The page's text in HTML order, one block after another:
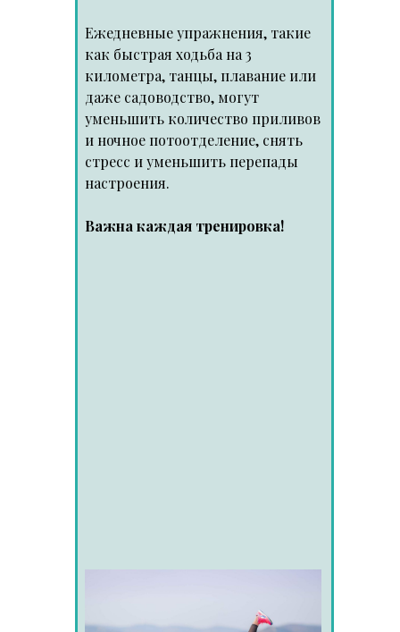
Ежедневные упражнения, такие
как быстрая ходьба на 3
километра, танцы, плавание или
даже садоводство, могут
уменьшить количество приливов
и ночное потоотделение, снять
стресс и уменьшить перепады
настроения.
Важна каждая тренировка!